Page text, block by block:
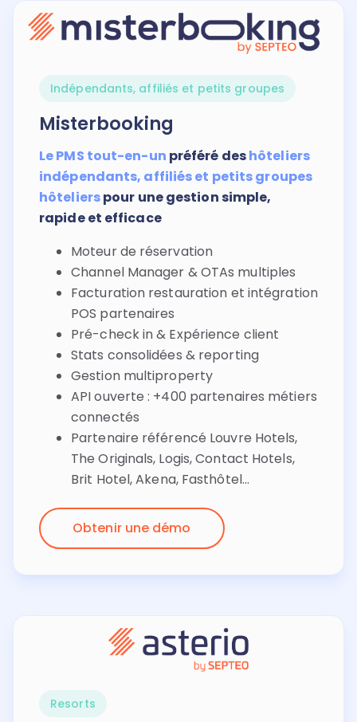
Indépendants, affiliés et petits groupes
Misterbooking
Le PMS tout-en-un préféré deshôteliers
indépendants, affiliés et petits groupes
hôtelierspour une gestion simple,
rapide et efficace
Moteur de réservation
Channel Manager & OTAs multiples
Facturation restauration et intégration
POS partenaires
Pré-check in & Expérience client
Stats consolidées & reporting
Gestion multiproperty
API ouverte : +400 partenaires métiers
connectés
Partenaire référencé Louvre Hotels,
The Originals, Logis, Contact Hotels,
Brit Hotel, Akena, Fasthôtel...
Obtenir une démo
Resorts